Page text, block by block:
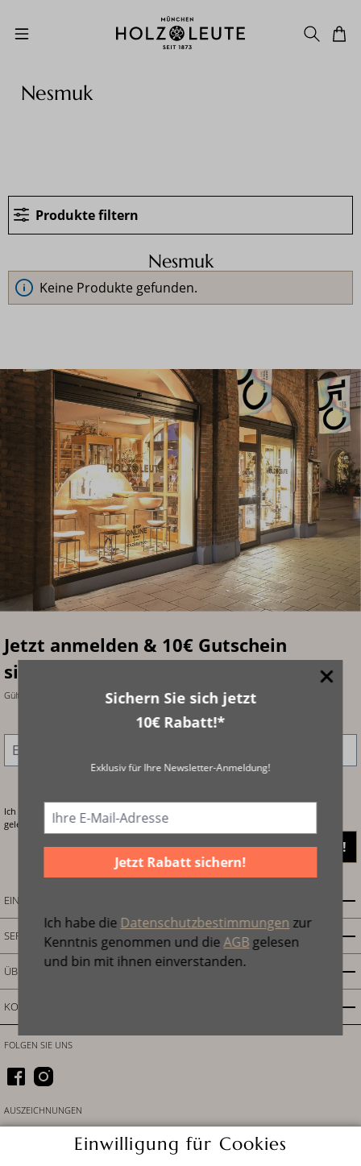
Sichern Sie sich jetzt
10€ Rabatt!*
Exklusiv für Ihre Newsletter-Anmeldung!
Jetzt Rabatt sichern!
Ich habe die Datenschutzbestimmungen zur
Kenntnis genommen und dieAGB gelesen
und bin mit ihnen einverstanden.
Zum Hauptinhalt springen
Nesmuk
Produkte filtern
Nesmuk
Keine Produkte gefunden.
Jetzt anmelden & 10€ Gutschein
sichern!
Gültig ab einem Warenwert von 99€ bei Anmeldung zum Newsletter.
E-Mail-Adresse
Ich habe dieDatenschutzbestimmungen
gelesen und bin mit ihnen einverstanden.
Jetzt anmelden!
EINKAUFEN
SERVICE
ÜBER UNS
KONTAKT
FOLGEN SIE UNS
AUSZEICHNUNGEN
Einwilligung für Cookies